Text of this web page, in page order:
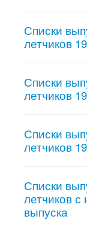
Списки
летчиков
Списки
летчиков
Списки
летчиков
Списки
летчиков
выпуска